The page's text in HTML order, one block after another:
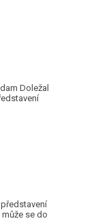
Doležal
se do